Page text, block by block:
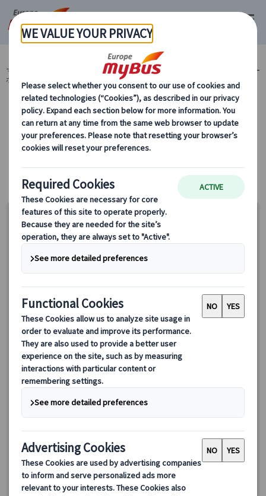
マイバス・ヨーロッパ フランス (67) パリ (67)
お食事券『ミールクー
ポン』 (7)
オペラ座～ルーブル美術館エリア (4)
カテゴリーから探す
お食事券『ミールクーポン』 オペラ座～ルー
【優先入場】午後ベルサイユ宮殿ツアー｜日本語ガイド＆選べ
る老舗フレンチディナー付き
ベルサイユ宮殿を優先入場でスムーズに観光！日本語ガイドの詳
なディナーをお楽しみください！
188.00 EUR
詳細を見る
水・金曜日(レストラン貸切日、5/1・8、12/25、1/1を除く)
4時間+ディナー時間